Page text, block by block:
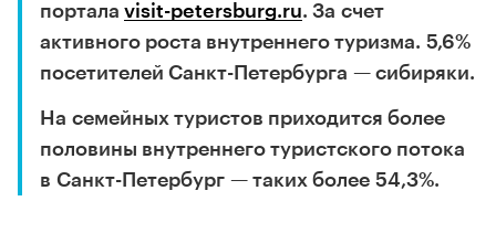
портала visit-petersburg.ru. За счет
активного роста внутреннего туризма. 5,6%
посетителей Санкт-Петербурга — сибиряки.
На семейных туристов приходится более
половины внутреннего туристского потока
в Санкт-Петербург — таких более 54,3%.